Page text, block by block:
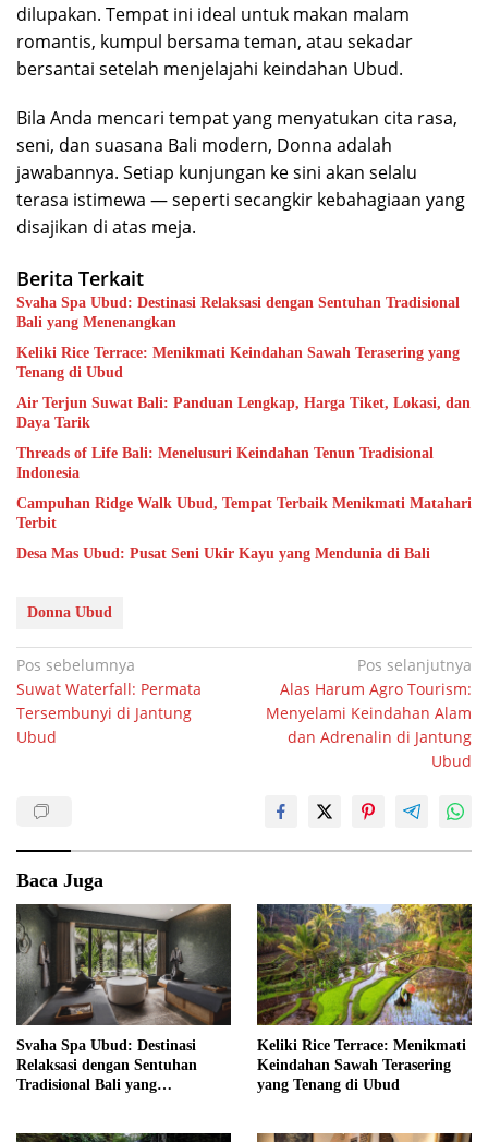
dilupakan. Tempat ini ideal untuk makan malam
romantis, kumpul bersama teman, atau sekadar
bersantai setelah menjelajahi keindahan Ubud.
Bila Anda mencari tempat yang menyatukan cita rasa,
seni, dan suasana Bali modern, Donna adalah
jawabannya. Setiap kunjungan ke sini akan selalu
terasa istimewa — seperti secangkir kebahagiaan yang
disajikan di atas meja.
Berita Terkait
Svaha Spa Ubud: Destinasi Relaksasi dengan Sentuhan Tradisional
Bali yang Menenangkan
Keliki Rice Terrace: Menikmati Keindahan Sawah Terasering yang
Tenang di Ubud
Air Terjun Suwat Bali: Panduan Lengkap, Harga Tiket, Lokasi, dan
Daya Tarik
Threads of Life Bali: Menelusuri Keindahan Tenun Tradisional
Indonesia
Campuhan Ridge Walk Ubud, Tempat Terbaik Menikmati Matahari
Terbit
Desa Mas Ubud: Pusat Seni Ukir Kayu yang Mendunia di Bali
Donna Ubud
Navigasi
pos
Pos sebelumnya
Suwat Waterfall: Permata
Tersembunyi di Jantung
Ubud
Pos selanjutnya
Alas Harum Agro Tourism:
Menyelami Keindahan Alam
dan Adrenalin di Jantung
Ubud
Baca Juga
Svaha Spa Ubud: Destinasi
Relaksasi dengan Sentuhan
Tradisional Bali yang
Keliki Rice Terrace: Menikmati
Keindahan Sawah Terasering
yang Tenang di Ubud